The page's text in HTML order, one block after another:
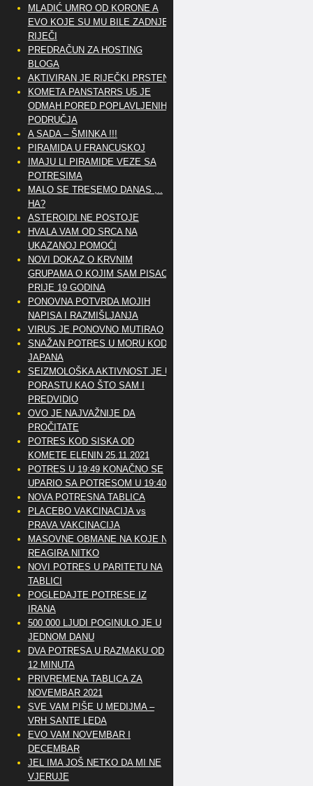
MLADIĆ UMRO OD KORONE A
EVO KOJE SU MU BILE ZADNJE
RIJEČI
PREDRAČUN ZA HOSTING
BLOGA
AKTIVIRAN JE RIJEČKI PRSTEN
KOMETA PANSTARRS U5 JE
ODMAH PORED POPLAVLJENIH
PODRUČJA
A SADA – ŠMINKA !!!
PIRAMIDA U FRANCUSKOJ
IMAJU LI PIRAMIDE VEZE SA
POTRESIMA
MALO SE TRESEMO DANAS ,..
HA?
ASTEROIDI NE POSTOJE
HVALA VAM OD SRCA NA
UKAZANOJ POMOĆI
NOVI DOKAZ O KRVNIM
GRUPAMA O KOJIM SAM PISAO
PRIJE 19 GODINA
PONOVNA POTVRDA MOJIH
NAPISA I RAZMIŠLJANJA
VIRUS JE PONOVNO MUTIRAO
SNAŽAN POTRES U MORU KOD
JAPANA
SEIZMOLOŠKA AKTIVNOST JE U
PORASTU KAO ŠTO SAM I
PREDVIDIO
OVO JE NAJVAŽNIJE DA
PROČITATE
POTRES KOD SISKA OD
KOMETE ELENIN 25.11.2021
POTRES U 19:49 KONAČNO SE
UPARIO SA POTRESOM U 19:40
NOVA POTRESNA TABLICA
PLACEBO VAKCINACIJA vs
PRAVA VAKCINACIJA
MASOVNE OBMANE NA KOJE NE
REAGIRA NITKO
NOVI POTRES U PARITETU NA
TABLICI
POGLEDAJTE POTRESE IZ
IRANA
500 000 LJUDI POGINULO JE U
JEDNOM DANU
DVA POTRESA U RAZMAKU OD
12 MINUTA
PRIVREMENA TABLICA ZA
NOVEMBAR 2021
SVE VAM PIŠE U MEDIJMA –
VRH SANTE LEDA
EVO VAM NOVEMBAR I
DECEMBAR
JEL IMA JOŠ NETKO DA MI NE
VJERUJE